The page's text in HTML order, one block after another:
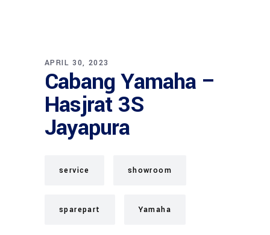
APRIL 30, 2023
Cabang Yamaha –
Hasjrat 3S
Jayapura
service showroom
sparepart Yamaha